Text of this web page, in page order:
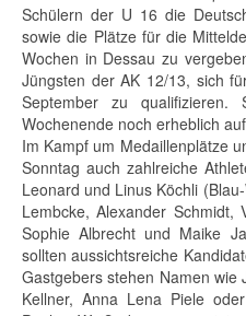
Schülern der U 16 die
sowie die Plätze für die
Wochen in Dessau zu
Jüngsten der AK 12/13, sich
September zu
Wochenende noch erheblich
Im Kampf um Medaillenplätze
Sonntag auch zahlreiche
Leonard und Linus Köchli
Lembcke, Alexander Schmidt,
Sophie Albrecht und Maike
sollten aussichtsreiche
Gastgebers stehen Namen
Kellner, Anna Lena Piele